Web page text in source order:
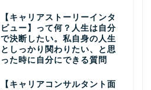
【キャリアストーリーインタ
ビュー】って何？人生は自分
で決断したい。私自身の人生
としっかり関わりたい、と思
った時に自分にできる質問
【キャリアコンサルタント面